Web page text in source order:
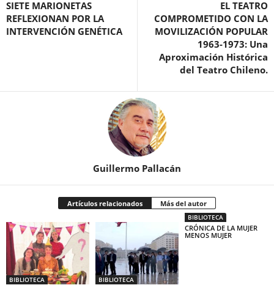
SIETE MARIONETAS
REFLEXIONAN POR LA
INTERVENCIÓN GENÉTICA
EL TEATRO
COMPROMETIDO CON LA
MOVILIZACIÓN POPULAR
1963-1973: Una
Aproximación Histórica
del Teatro Chileno.
Guillermo Pallacán
Artículos relacionados Más del autor
BIBLIOTECA BIBLIOTECA
BIBLIOTECA
CRÓNICA DE LA MUJER
MENOS MUJER